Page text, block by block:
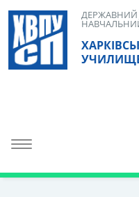
Skip
content
ДЕРЖАВНИЙ
Toggle navigation